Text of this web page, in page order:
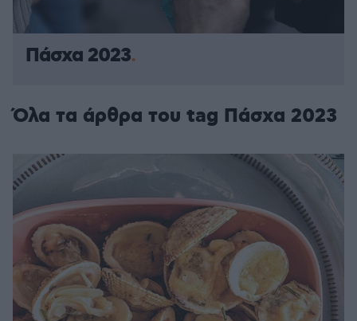
Πάσχα 2023
Όλα τα άρθρα του tag Πάσχα 2023